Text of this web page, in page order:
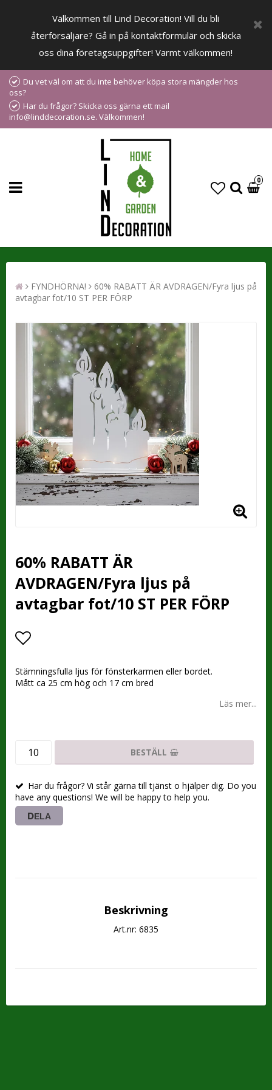
Välkommen till Lind Decoration! Vill du bli
återförsäljare? Gå in på kontaktformulär och skicka
oss dina företagsuppgifter! Varmt välkommen!
Du vet väl om att du inte behöver köpa stora mängder hos
oss?
Har du frågor? Skicka oss gärna ett mail
info@linddecoration.se. Välkommen!
0
FYNDHÖRNA!
60% RABATT ÄR AVDRAGEN/Fyra ljus på
avtagbar fot/10 ST PER FÖRP
60% RABATT ÄR
AVDRAGEN/Fyra ljus på
avtagbar fot/10 ST PER FÖRP
Stämningsfulla ljus för fönsterkarmen eller bordet.
Mått ca 25 cm hög och 17 cm bred
Läs mer...
BESTÄLL
Har du frågor? Vi står gärna till tjänst o hjälper dig. Do you
have any questions! We will be happy to help you.
DELA
Beskrivning
Art.nr: 6835